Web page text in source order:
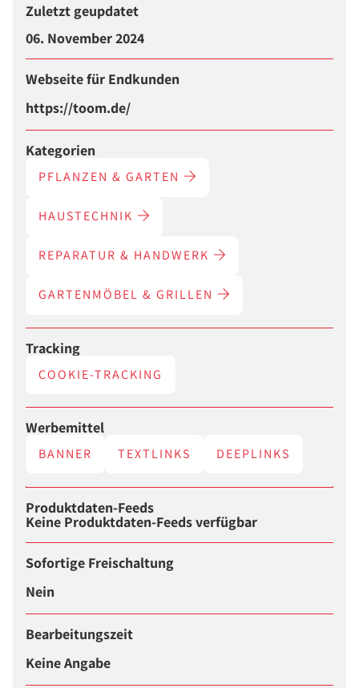
Zuletzt geupdatet
06. November 2024
Webseite für Endkunden
https://toom.de/
Kategorien
PFLANZEN & GARTEN
HAUSTECHNIK
REPARATUR & HANDWERK
GARTENMÖBEL & GRILLEN
Tracking
COOKIE-TRACKING
Werbemittel
BANNER TEXTLINKS DEEPLINKS
Produktdaten-Feeds
Keine Produktdaten-Feeds verfügbar
Sofortige Freischaltung
Nein
Bearbeitungszeit
Keine Angabe